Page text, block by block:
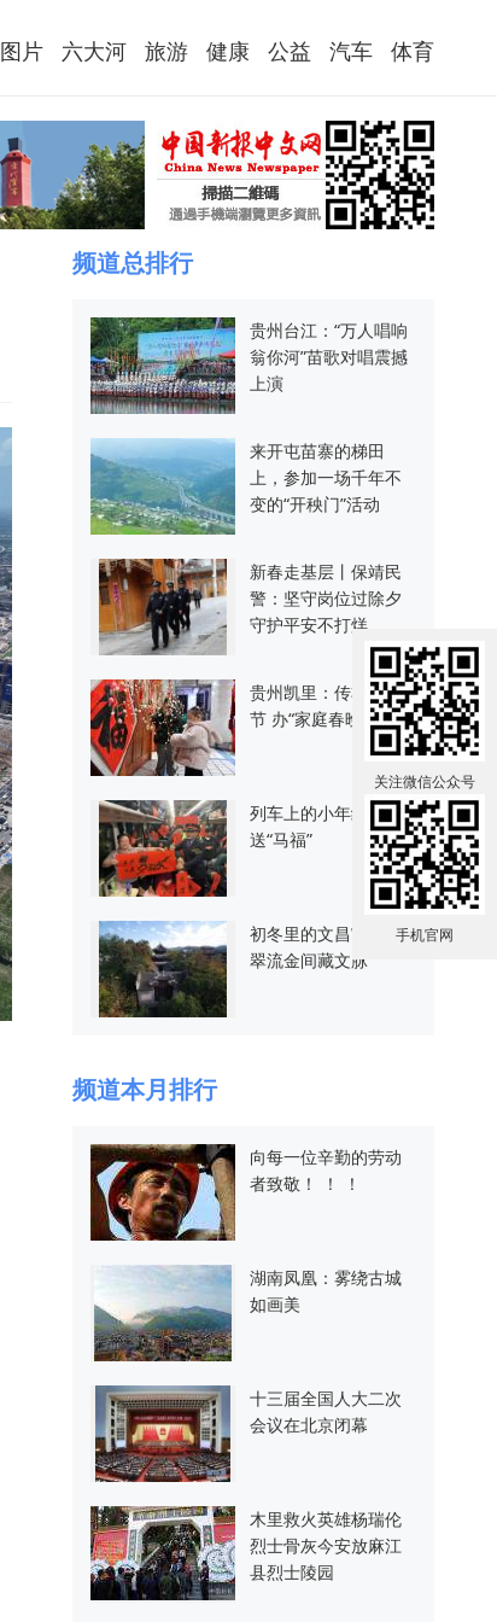
图片 六大河 旅游 健康 公益 汽车 体育
频道总排行
贵州台江：“万人唱响
翁你河”苗歌对唱震撼
上演
来开屯苗寨的梯田
上，参加一场千年不
变的“开秧门”活动
新春走基层丨保靖民
警：坚守岗位过除夕
守护平安不打烊
贵州凯里：传非遗春
节 办“家庭春晚”
列车上的小年给旅客
送“马福”
初冬里的文昌宫：叠
翠流金间藏文脉
频道本月排行
向每一位辛勤的劳动
者致敬！ ！ ！
湖南凤凰：雾绕古城
如画美
十三届全国人大二次
会议在北京闭幕
木里救火英雄杨瑞伦
烈士骨灰今安放麻江
县烈士陵园
关注微信公众号
手机官网